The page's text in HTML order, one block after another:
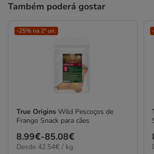
Também poderá gostar
-25% na 2ª un.
True Origins Wild Pescoços de
Frango Snack para cães
Preço
de
8.99€-85.08€
42.54€
Desde 42.54€ / kg